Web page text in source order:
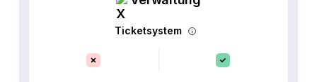
Ticketsystem